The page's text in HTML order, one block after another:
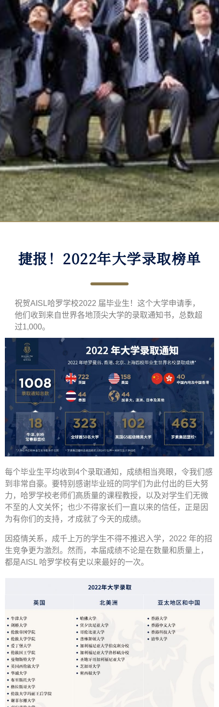
捷报！2022年大学录取榜单
祝贺AISL哈罗学校2022 届毕业生！这个大学申请季，
他们收到来自世界各地顶尖大学的录取通知书，总数超
过1,000。
每个毕业生平均收到4个录取通知，成绩相当亮眼，令我们感
到非常自豪。要特别感谢毕业班的同学们为此付出的巨大努
力，哈罗学校老师们高质量的课程教授，以及对学生们无微
不至的人文关怀；也少不得家长们一直以来的信任，正是因
为有你们的支持，才成就了今天的成绩。
因疫情关系，成千上万的学生不得不推迟入学，2022 年的招
生竞争更为激烈。然而，本届成绩不论是在数量和质量上，
都是AISL 哈罗学校有史以来最好的一次。